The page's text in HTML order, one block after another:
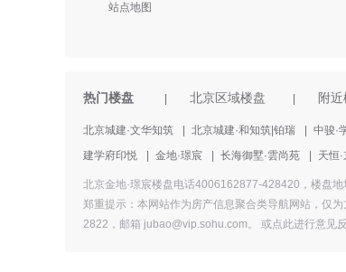
站点地图
热门楼盘 北京区域楼盘 附
北京城建·文华知筑 北京城建·和知筑|铂瑞 中骏·
建学府印悦
金地·璟宸 长海御墅·雲尚苑 天恒
北京金地·璟宸楼盘电话4006162877-428420，楼盘
郑重提示：本网站作为房产信息聚合类导航网站，仅
2822，邮箱 jubao@vip.sohu.com。 或点此进行意见